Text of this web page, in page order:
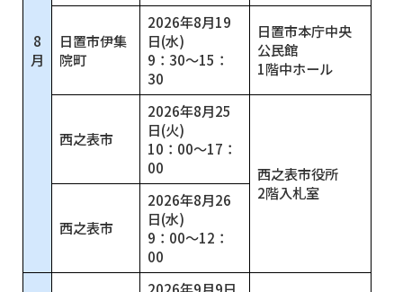
8
月
日置市伊集
院町
2026年8月19
日(水)
9：30～15：
30
日置市本庁中央
公民館
1階中ホール
西之表市
2026年8月25
日(火)
10：00～17：
00
西之表市役所
2階入札室
西之表市
2026年8月26
日(水)
9：00～12：
00